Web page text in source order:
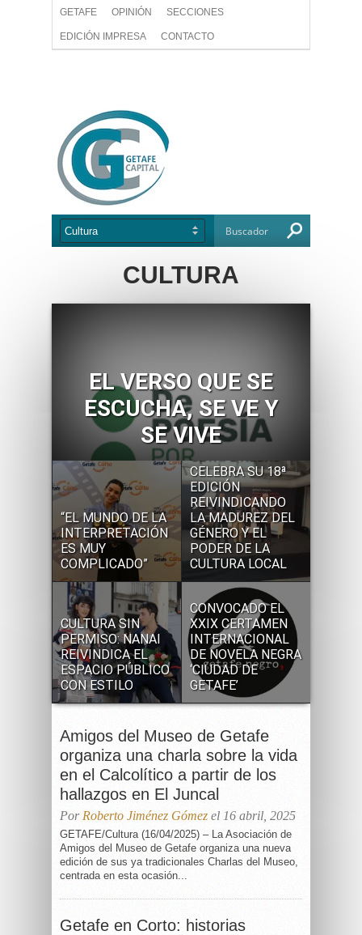
GETAFE OPINIÓN SECCIONES
EDICIÓN IMPRESA CONTACTO
CULTURA
EL VERSO QUE SE
ESCUCHA, SE VE Y
SE VIVE
“EL MUNDO DE LA
INTERPRETACIÓN
ES MUY
COMPLICADO”
GETAFE NEGRO
CELEBRA SU 18ª
EDICIÓN
REIVINDICANDO
LA MADUREZ DEL
GÉNERO Y EL
PODER DE LA
CULTURA LOCAL
CULTURA SIN
PERMISO: NANAI
REIVINDICA EL
ESPACIO PÚBLICO
CON ESTILO
CONVOCADO EL
XXIX CERTAMEN
INTERNACIONAL
DE NOVELA NEGRA
‘CIUDAD DE
GETAFE’
Amigos del Museo de Getafe
organiza una charla sobre la vida
en el Calcolítico a partir de los
hallazgos en El Juncal
Por Roberto Jiménez Gómez el 16 abril, 2025
GETAFE/Cultura (16/04/2025) – La Asociación de
Amigos del Museo de Getafe organiza una nueva
edición de sus ya tradicionales Charlas del Museo,
centrada en esta ocasión...
Getafe en Corto: historias